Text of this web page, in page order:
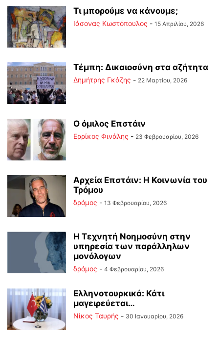
ΦΤΟΥ ΞΕΛΕΦΤΕΡΊΑ ΦΩΤΟΓΡΆΦΟΝΤΑΣ ΧΊΛΙΕΣ ΛΈΞΕΙΣ
Τι μπορούμε να κάνουμε;
Ιάσονας Κωστόπουλος - 15 Απριλίου, 2026
Τέμπη: Δικαιοσύνη στα αζήτητα
Δημήτρης Γκάζης - 22 Μαρτίου, 2026
Ο όμιλος Επστάιν
Ερρίκος Φινάλης - 23 Φεβρουαρίου, 2026
Αρχεία Επστάιν: Η Κοινωνία του
Τρόμου
δρόμος - 13 Φεβρουαρίου, 2026
Η Τεχνητή Νοημοσύνη στην
υπηρεσία των παράλληλων
μονόλογων
δρόμος - 4 Φεβρουαρίου, 2026
Ελληνοτουρκικά: Κάτι
μαγειρεύεται…
Νίκος Ταυρής - 30 Ιανουαρίου, 2026